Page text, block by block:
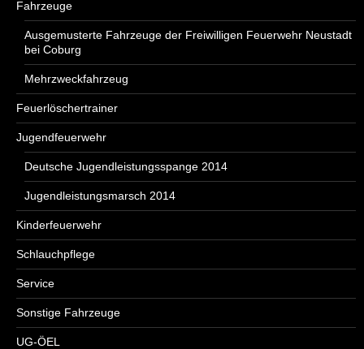
Fahrzeuge
Ausgemusterte Fahrzeuge der Freiwilligen Feuerwehr Neustadt
bei Coburg
Mehrzweckfahrzeug
Feuerlöschertrainer
Jugendfeuerwehr
Deutsche Jugendleistungsspange 2014
Jugendleistungsmarsch 2014
Kinderfeuerwehr
Schlauchpflege
Service
Sonstige Fahrzeuge
UG-ÖEL